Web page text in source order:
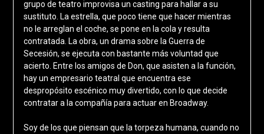
grupo de teatro improvisa un casting para hallar a su
sustituto. La estrella, que poco tiene que hacer mientras
no le arreglan el coche, se pone en la cola y resulta
contratada. La obra, un drama sobre la Guerra de
Secesión, se ejecuta con bastante más voluntad que
acierto. Entre los amigos de Don, que asisten a la función,
hay un empresario teatral que encuentra ese
despropósito escénico muy divertido, con lo que decide
contratar a la compañía para actuar en Broadway.
Soy de los que piensan que la torpeza humana, cuando no